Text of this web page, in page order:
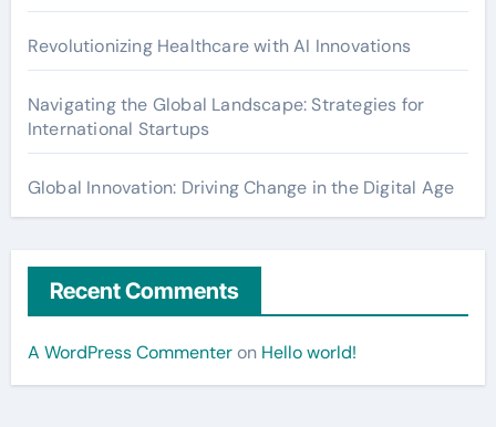
Revolutionizing Healthcare with AI Innovations
Navigating the Global Landscape: Strategies for
International Startups
Global Innovation: Driving Change in the Digital Age
Recent Comments
A WordPress Commenteron Hello world!